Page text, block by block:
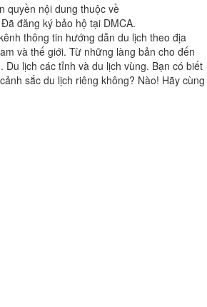
quyền nội dung thuộc về
đăng ký bảo hộ tại DMCA.
thông tin hướng dẫn du lịch theo địa
và thế giới. Từ những làng bản cho đến
Du lịch các tỉnh và du lịch vùng. Bạn có biết
sắc du lịch riêng không? Nào! Hãy cùng